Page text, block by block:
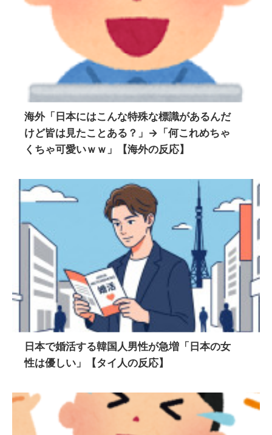
海外「日本にはこんな特殊な標識があるんだ
けど皆は見たことある？」→「何これめちゃ
くちゃ可愛いｗｗ」【海外の反応】
日本で婚活する韓国人男性が急増「日本の女
性は優しい」【タイ人の反応】